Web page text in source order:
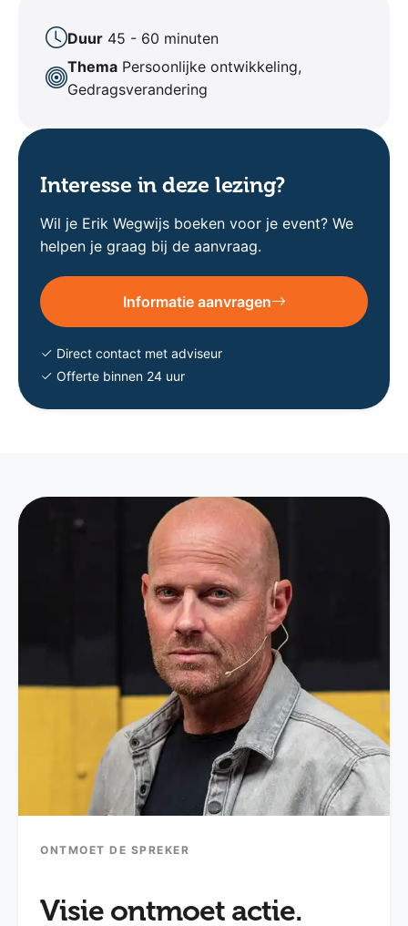
Duur 45 - 60 minuten
Thema Persoonlijke ontwikkeling,
Gedragsverandering
Interesse in deze lezing?
Wil je Erik Wegwijs boeken voor je event? We
helpen je graag bij de aanvraag.
Informatie aanvragen
Direct contact met adviseur
Offerte binnen 24 uur
ONTMOET DE SPREKER
Visie ontmoet actie.